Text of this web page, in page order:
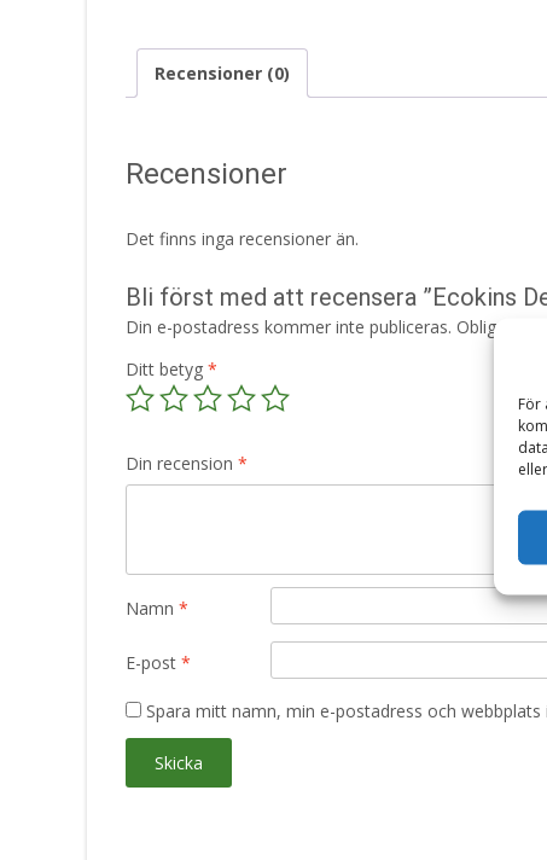
För
Recensioner (0)
Recensioner
Det finns inga recensioner än.
Bli först med att recensera ”Ecokins
Din e-postadress kommer inte publiceras.
Ditt betyg *
Din recension *
Namn *
E-post *
Spara mitt namn, min e-postadress och